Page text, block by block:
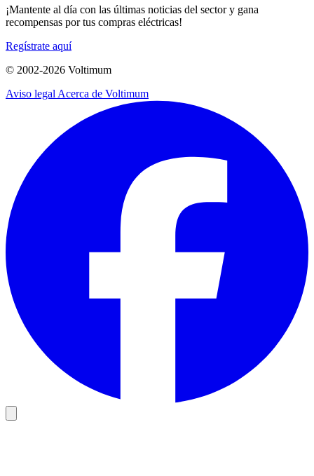
¡Mantente al día con las últimas noticias del sector y gana
recompensas por tus compras eléctricas!
Regístrate aquí
© 2002-2026 Voltimum
Aviso legal Acerca de Voltimum